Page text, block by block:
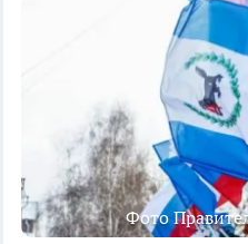
Фото